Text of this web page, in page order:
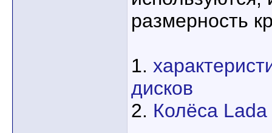
размерность
1.
дисков
2. Колёса